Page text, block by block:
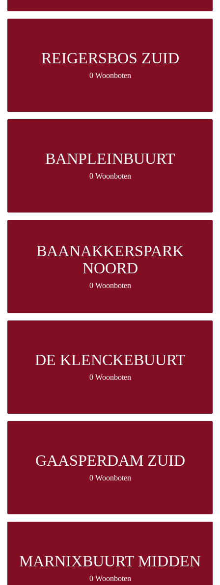
REIGERSBOS ZUID
0 Woonboten
BANPLEINBUURT
0 Woonboten
BAANAKKERSPARK
NOORD
0 Woonboten
DE KLENCKEBUURT
0 Woonboten
GAASPERDAM ZUID
0 Woonboten
MARNIXBUURT MIDDEN
0 Woonboten